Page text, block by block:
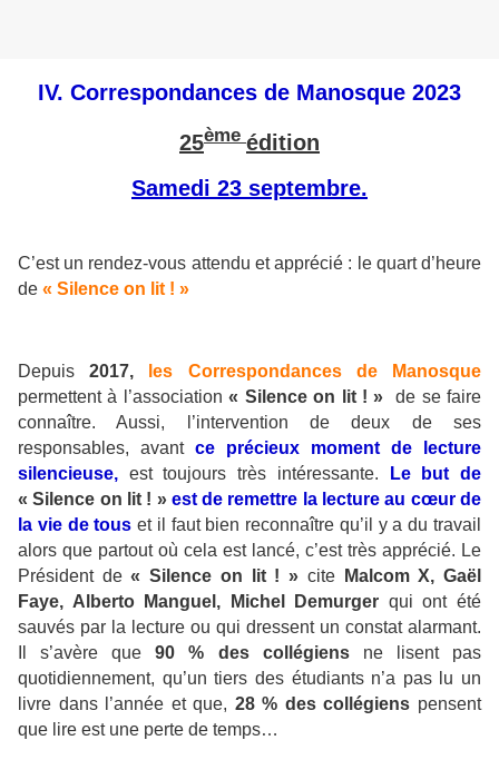
IV. Correspondances de Manosque 2023
25ème édition
Samedi 23 septembre.
C’est un rendez-vous attendu et apprécié : le quart d’heure
de « Silence on lit ! »
Depuis2017,
les Correspondances de Manosque
permettent à l’association« Silence on lit ! » de se faire
connaître. Aussi, l’intervention de deux de ses
responsables, avant ce précieux moment de lecture
silencieuse, est toujours très intéressante.
Le but de
« Silence on lit ! » est de remettre la lecture au cœur de
la vie de tous et il faut bien reconnaître qu’il y a du travail
alors que partout où cela est lancé, c’est très apprécié. Le
Président de« Silence on lit ! » cite
Malcom X, Gaël
Faye, Alberto Manguel, Michel Demurger qui ont été
sauvés par la lecture ou qui dressent un constat alarmant.
Il s’avère que90 % des collégiensne lisent pas
quotidiennement, qu’un tiers des étudiants n’a pas lu un
livre dans l’année et que, 28 % des collégiens pensent
que lire est une perte de temps…